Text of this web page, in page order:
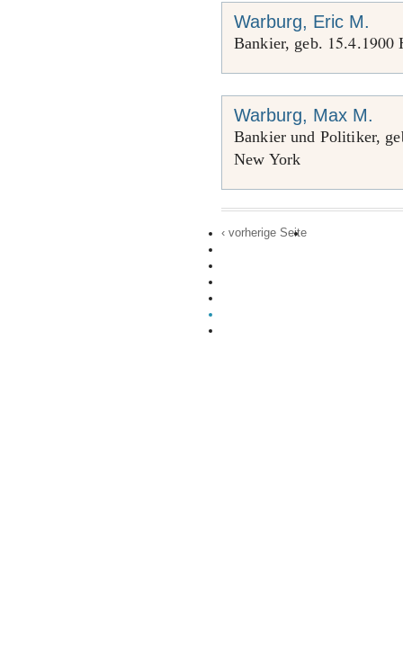
Warburg, Eric M.
Bankier, geb. 15.4.1900
Warburg, Max M.
Bankier und Politiker,
New York
‹ vorherige Seite